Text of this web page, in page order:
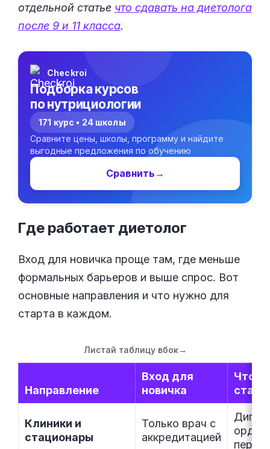
отдельной статье что сдавать на диетолога
после 9 и 11 класса.
Checkroi
Подборка курсов
по нутрициологии
171 курс • 24 школы
Сравните цены, школы, программу и найдите
выгодные предложения по обучению
Сравнить →
Где работает диетолог
Вход для новичка проще там, где меньше
формальных барьеров и выше спрос. Вот
основные направления и что нужно для
старта в каждом.
Листай таблицу вбок→
Направление
Вход для
новичка
Что
Клиники и
стационары
Только врач с
аккредитацией